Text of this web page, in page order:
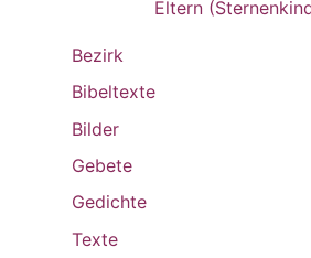
Eltern
Bezirk
Bibeltexte
Bilder
Gebete
Gedichte
Texte